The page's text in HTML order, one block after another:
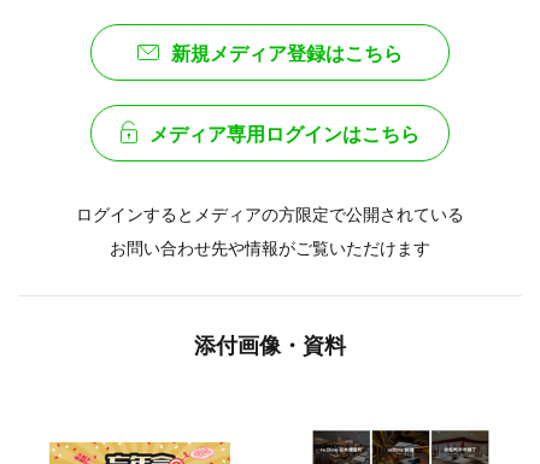
新規メディア登録はこちら
メディア専用ログインはこちら
ログインするとメディアの方限定で公開されている
お問い合わせ先や情報がご覧いただけます
添付画像・資料